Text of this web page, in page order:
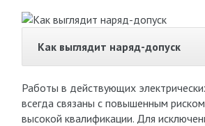
Как выглядит наряд-допуск
Работы в действующих
всегда связаны с повышенным
высокой квалификации. Для